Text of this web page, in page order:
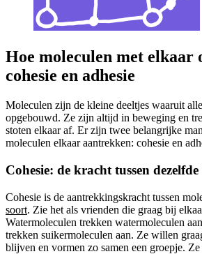
Hoe moleculen met elkaar
cohesie en adhesie
Moleculen zijn de kleine deeltjes waaruit
opgebouwd. Ze zijn altijd in beweging en
stoten elkaar af. Er zijn twee belangrijke
moleculen elkaar aantrekken: cohesie en
Cohesie: de kracht tussen
Cohesie is de aantrekkingskracht tussen
soort. Zie het als vrienden die graag bij
Watermoleculen trekken watermoleculen
trekken suikermoleculen aan. Ze willen
blijven en vormen zo samen een groepje.